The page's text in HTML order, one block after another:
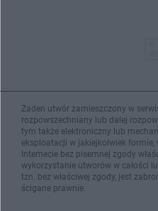
Żaden utwór zamieszczony w
rozpowszechniany lub dalej
tym także elektroniczny lub
eksploatacji w jakiejkolwiek formie,
Internecie bez pisemnej zgody
wykorzystanie utworów w całości
tzn. bez właściwej zgody, jest
ścigane prawnie.